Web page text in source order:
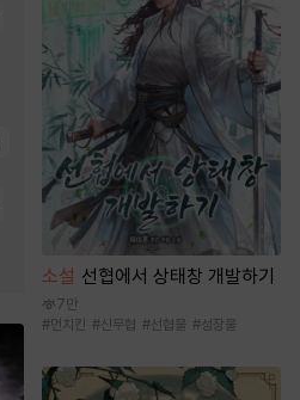
소설 선협에서 상태창 개발하기
7만
#먼치킨 #신무협 #선협물 #성장물